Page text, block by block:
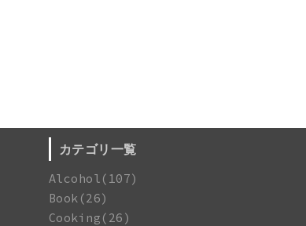
カテゴリ一覧
Alcohol(107)
Book(26)
Cooking(26)